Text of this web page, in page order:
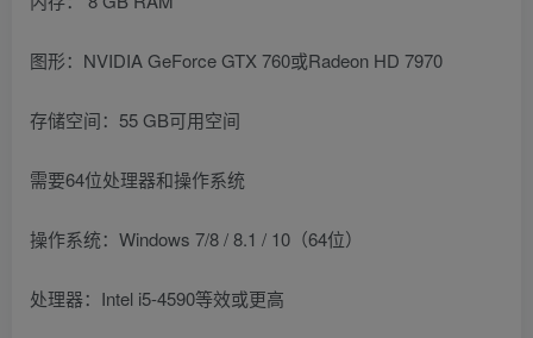
图形：NVIDIA GeForce GTX 760或Radeon HD 7970
存储空间：55 GB可用空间
需要64位处理器和操作系统
操作系统：Windows 7/8 / 8.1 / 10（64位）
处理器：Intel i5-4590等效或更高